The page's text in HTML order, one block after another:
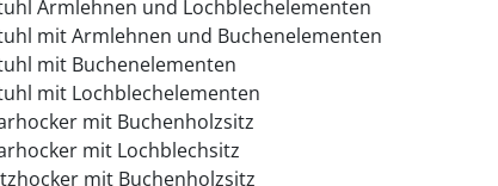
Armlehnen und Lochblechelementen
mit Armlehnen und Buchenelementen
mit Buchenelementen
mit Lochblechelementen
mit Buchenholzsitz
mit Lochblechsitz
mit Buchenholzsitz